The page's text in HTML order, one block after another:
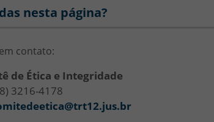
nesta página?
contato:
de Ética e Integridade
3216-4178